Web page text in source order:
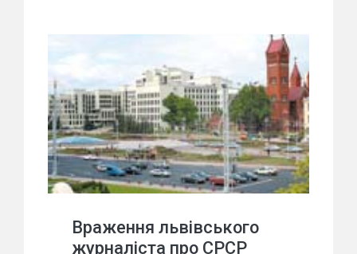
Враження львівського
журналіста про СРСР